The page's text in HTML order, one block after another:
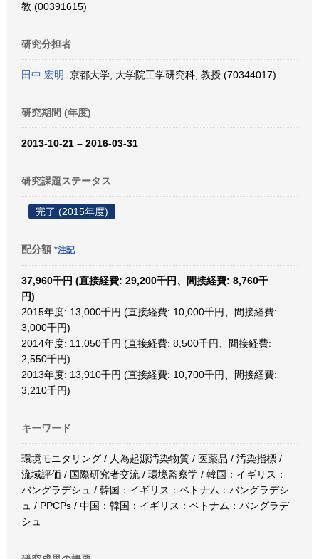
教 (00391615)
研究分担者
田中 宏明 京都大学, 大学院工学研究科, 教授 (70344017)
研究期間 (年度)
2013-10-21 – 2016-03-31
研究課題ステータス
完了 (2015年度)
配分額 *注記
37,960千円 (直接経費: 29,200千円、間接経費: 8,760千
円)
2015年度: 13,000千円 (直接経費: 10,000千円、間接経費:
3,000千円)
2014年度: 11,050千円 (直接経費: 8,500千円、間接経費:
2,550千円)
2013年度: 13,910千円 (直接経費: 10,700千円、間接経費:
3,210千円)
キーワード
環境モニタリング / 人為起源汚染物質 / 医薬品 / 汚染指標 /
流域評価 / 国際研究者交流 / 環境監察学 / 韓国：イギリス：
バングラデシュ / 韓国：イギリス：ベトナム：バングラデシ
ュ / PPCPs / 中国：韓国：イギリス：ベトナム：バングラデ
シュ